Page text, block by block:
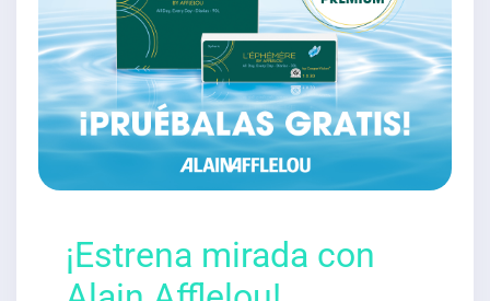
¡Estrena mirada con